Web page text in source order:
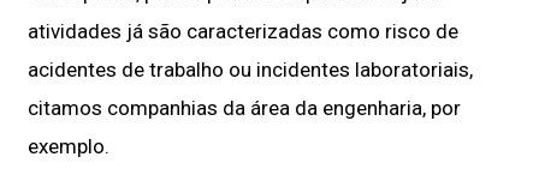
atividades já são caracterizadas como risco de
acidentes de trabalho ou incidentes laboratoriais,
citamos companhias da área da engenharia, por
exemplo.